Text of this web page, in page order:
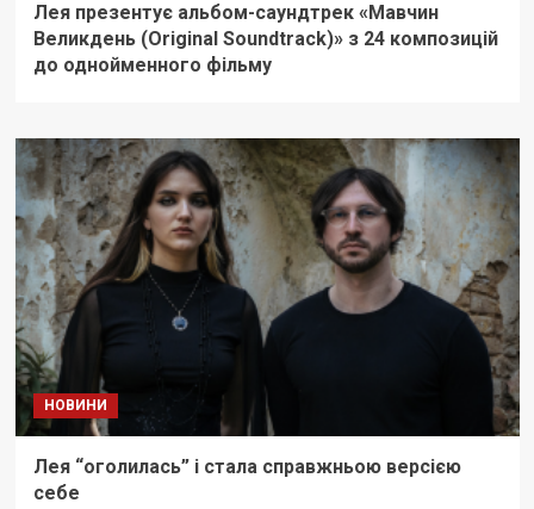
Лея презентує альбом-саундтрек «Мавчин
Великдень (Original Soundtrack)» з 24 композицій
до однойменного фільму
НОВИНИ
Лея “оголилась” і стала справжньою версією
себе